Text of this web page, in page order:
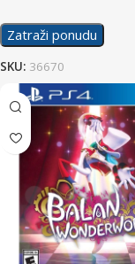
Zatraži ponudu
SKU: 36670